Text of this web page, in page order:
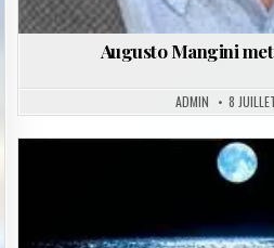
Augusto Mangini
ADMIN 8